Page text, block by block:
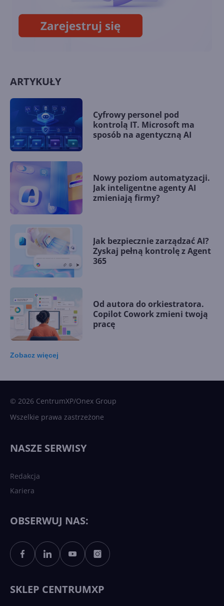
ARTYKUŁY
Cyfrowy personel pod
kontrolą IT. Microsoft ma
sposób na agentyczną AI
Nowy poziom automatyzacji.
Jak inteligentne agenty AI
zmieniają firmy?
Jak bezpiecznie zarządzać AI?
Zyskaj pełną kontrolę z Agent
365
Od autora do orkiestratora.
Copilot Cowork zmieni twoją
pracę
Sztuczna inteligencja po
polsku. Dość barier
Zobacz więcej
© 2026 CentrumXP/Onex Group
Wszelkie prawa zastrzeżone
NASZE SERWISY
Redakcja
Kariera
OBSERWUJ NAS:
SKLEP CENTRUMXP